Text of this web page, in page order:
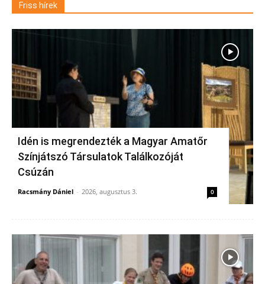
Friss hírek
Idén is megrendezték a Magyar Amatőr
Színjátszó Társulatok Találkozóját
Csúzán
Racsmány Dániel - 2026, augusztus 3. 0